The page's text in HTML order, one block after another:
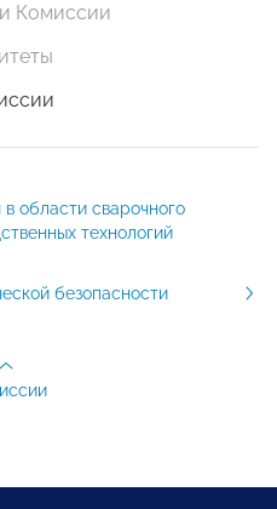
Комиссии
области сварочного
технологий
безопасности